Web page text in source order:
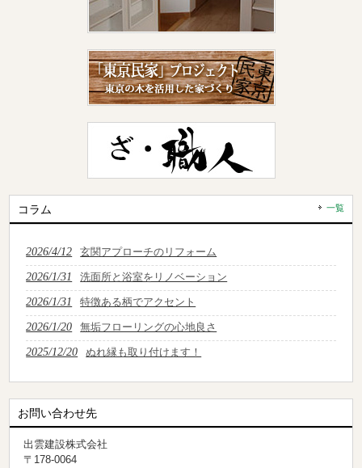
コラム 一覧
2026/4/12 玄関アプローチのリフォーム
2026/1/31 洗面所と浴室をリノベーション
2026/1/31 特徴ある柄でアクセント
2026/1/20 無垢フローリングの心地良さ
2025/12/20 ぬれ縁も取り付けます！
お問い合わせ先
出雲建設株式会社
〒178-0064